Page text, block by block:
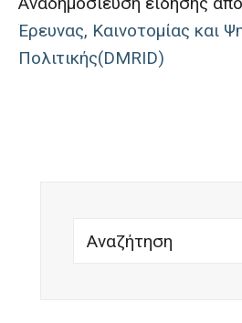
Έρευνας, Καινοτομίας και
Πολιτικής(DMRID)
Αναζήτηση